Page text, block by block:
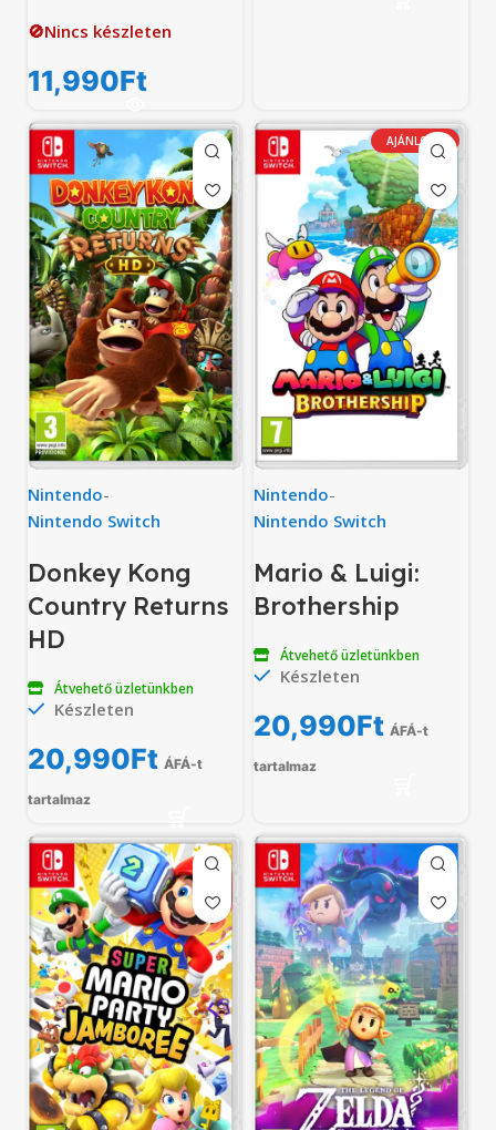
🚫Nincs készleten
11,990Ft
Nintendo-
Nintendo Switch
Donkey Kong
Country Returns
HD
Átvehető üzletünkben
Készleten
20,990Ft ÁFÁ-t
tartalmaz
AJÁNLOTT
Nintendo-
Nintendo Switch
Mario & Luigi:
Brothership
Átvehető üzletünkben
Készleten
20,990Ft ÁFÁ-t
tartalmaz